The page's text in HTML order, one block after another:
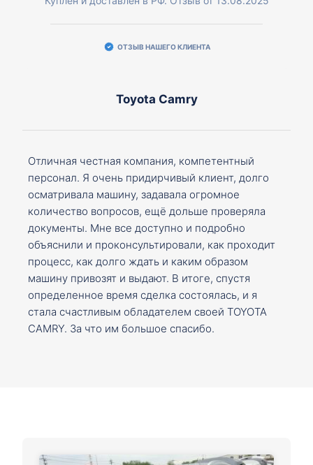
ОТЗЫВ НАШЕГО КЛИЕНТА
Toyota Camry
Отличная честная компания, компетентный
персонал. Я очень придирчивый клиент, долго
осматривала машину, задавала огромное
количество вопросов, ещё дольше проверяла
документы. Мне все доступно и подробно
объяснили и проконсультировали, как проходит
процесс, как долго ждать и каким образом
машину привозят и выдают. В итоге, спустя
определенное время сделка состоялась, и я
стала счастливым обладателем своей TOYOTA
CAMRY. За что им большое спасибо.